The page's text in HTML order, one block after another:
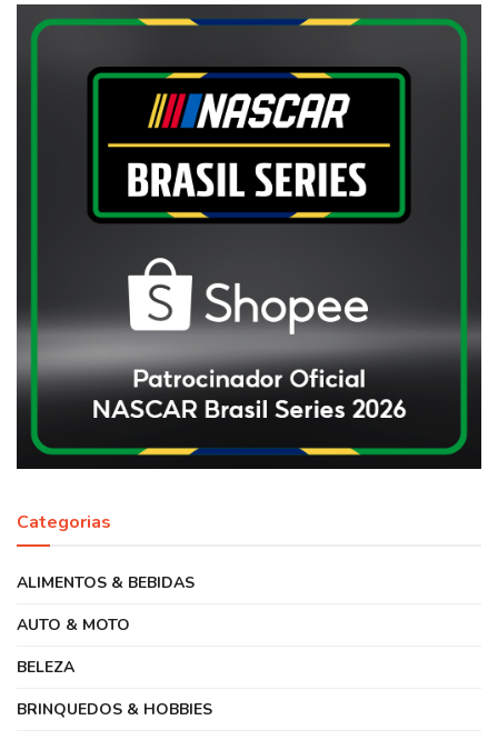
Categorias
ALIMENTOS & BEBIDAS
AUTO & MOTO
BELEZA
BRINQUEDOS & HOBBIES